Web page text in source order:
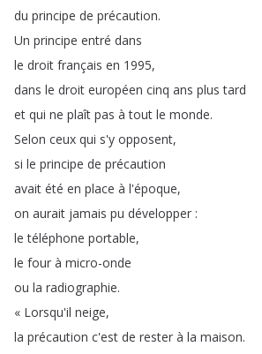
du principe de précaution.
Un principe entré dans
le droit français en 1995,
dans le droit européen cinq ans plus tard
et qui ne plaît pas à tout le monde.
Selon ceux qui s'y opposent,
si le principe de précaution
avait été en place à l'époque,
on aurait jamais pu développer :
le téléphone portable,
le four à micro-onde
ou la radiographie.
« Lorsqu'il neige,
la précaution c'est de rester à la maison.